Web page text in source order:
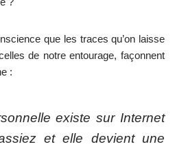
que les traces qu’on laisse
de notre entourage, façonnent
:
existe sur Internet
et elle devient une